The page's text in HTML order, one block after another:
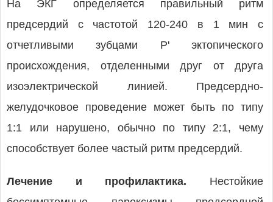
На ЭКГ определяется правильный ритм
предсердий с частотой 120-240 в 1 мин с
отчетливыми зубцами Р' эктопического
происхождения, отделенными друг от друга
изоэлектрической линией. Предсердно-
желудочковое проведение может быть по типу
1:1 или нарушено, обычно по типу 2:1, чему
способствует более частый ритм предсердий.
Лечение и профилактика. Нестойкие